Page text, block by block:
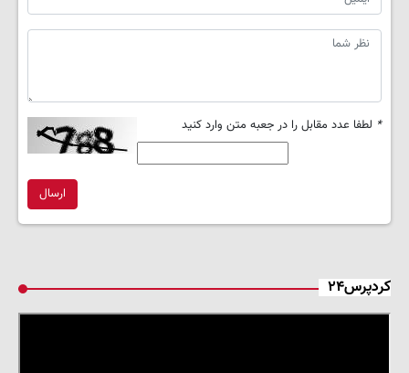
* لطفا عدد مقابل را در جعبه متن وارد کنید
ارسال
کردپرس۲۴